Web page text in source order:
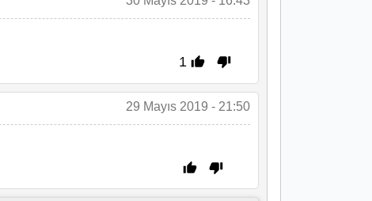
1
29 Mayıs 2019 - 21:50